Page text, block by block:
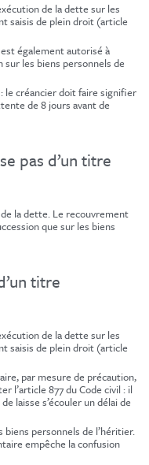
de la dette sur les
saisis de plein droit (article
également autorisé à
les biens personnels de
le créancier doit faire signifier
de 8 jours avant de
pas d’un titre
la dette. Le recouvrement
que sur les biens
titre
de la dette sur les
saisis de plein droit (article
par mesure de précaution,
l’article 877 du Code civil : il
laisse s’écouler un délai de
biens personnels de l’héritier.
empêche la confusion